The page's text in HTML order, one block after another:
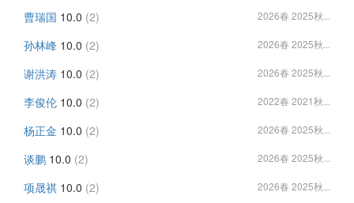
曹瑞国 10.0 (2) 2026春 2025秋...
孙林峰 10.0 (2) 2026春 2025秋...
谢洪涛 10.0 (2) 2026春 2025秋...
李俊伦 10.0 (2) 2022春 2021秋...
杨正金 10.0 (2) 2026春 2025秋...
谈鹏 10.0 (2) 2026春 2025秋...
项晟祺 10.0 (2) 2026春 2025秋...